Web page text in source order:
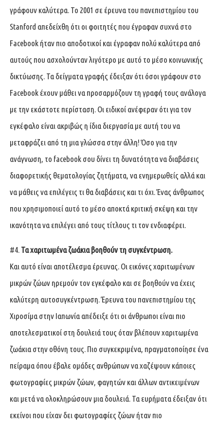
γράφουν καλύτερα. Το 2001 σε έρευνα του πανεπιστημίου του
Stanford απεδείχθη ότι οι φοιτητές που έγραφαν συχνά στο
Facebook ήταν πιο αποδοτικοί και έγραφαν πολύ καλύτερα από
αυτούς που ασχολούνταν λιγότερο με αυτό το μέσο κοινωνικής
δικτύωσης. Τα δείγματα γραφής έδειξαν ότι όσοι γράφουν στο
Facebook έχουν μάθει να προσαρμόζουν τη γραφή τους ανάλογα
με την εκάστοτε περίσταση. Οι ειδικοί ανέφεραν ότι για τον
εγκέφαλο είναι ακριβώς η ίδια διεργασία με αυτή του να
μεταφράζει από τη μια γλώσσα στην άλλη! Όσο για την
ανάγνωση, το facebook σου δίνει τη δυνατότητα να διαβάσεις
διαφορετικής θεματολογίας ζητήματα, να ενημερωθείς αλλά και
να μάθεις να επιλέγεις τι θα διαβάσεις και τι όχι. Ένας άνθρωπος
που χρησιμοποιεί αυτό το μέσο αποκτά κριτική σκέψη και την
ικανότητα να επιλέγει από τους τίτλους τι τον ενδιαφέρει.
#4. Τα χαριτωμένα ζωάκια βοηθούν τη συγκέντρωση.
Και αυτό είναι αποτέλεσμα έρευνας. Οι εικόνες χαριτωμένων
μικρών ζώων ηρεμούν τον εγκέφαλο και σε βοηθούν να έχεις
καλύτερη αυτοσυγκέντρωση. Έρευνα του πανεπιστημίου της
Χιροσίμα στην Ιαπωνία απέδειξε ότι οι άνθρωποι είναι πιο
αποτελεσματικοί στη δουλειά τους όταν βλέπουν χαριτωμένα
ζωάκια στην οθόνη τους. Πιο συγκεκριμένα, πραγματοποίησε ένα
πείραμα όπου έβαλε ομάδες ανθρώπων να χαζέψουν κάποιες
φωτογραφίες μικρών ζώων, φαγητών και άλλων αντικειμένων
και μετά να ολοκληρώσουν μια δουλειά. Τα ευρήματα έδειξαν ότι
εκείνοι που είχαν δει φωτογραφίες ζώων ήταν πιο